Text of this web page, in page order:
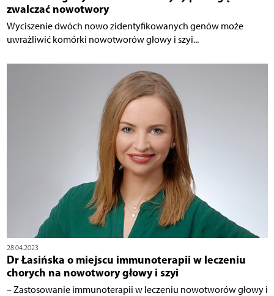
zwalczać nowotwory
Wyciszenie dwóch nowo zidentyfikowanych genów może
uwrażliwić komórki nowotworów głowy i szyi...
28.04.2023
Dr Łasińska o miejscu immunoterapii w leczeniu
chorych na nowotwory głowy i szyi
– Zastosowanie immunoterapii w leczeniu nowotworów głowy i